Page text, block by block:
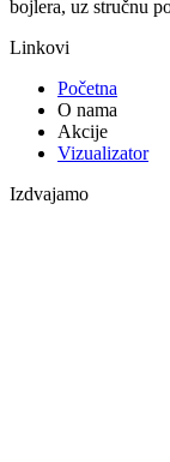
bojlera, uz stručnu
Linkovi
Početna
O nama
Akcije
Vizualizator
Izdvajamo